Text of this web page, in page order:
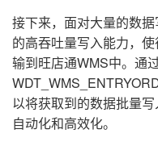
接下来，面对大量的数
的高吞吐量写入能力，
输到旺店通WMS中。通
以将获取到的数据批量
自动化和高效化。